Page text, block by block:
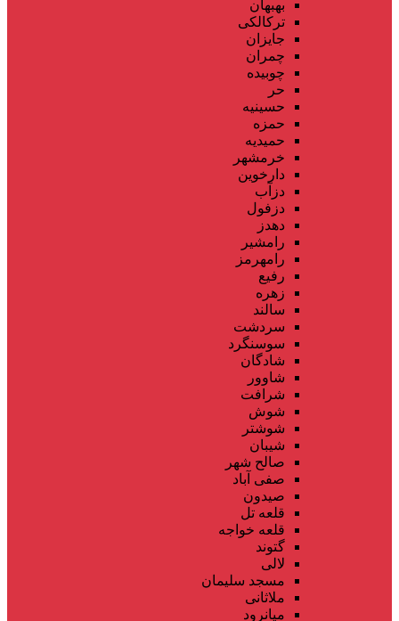
بهبهان
ترکالکی
جایزان
چمران
چوبیده
حر
حسینیه
حمزه
حمیدیه
خرمشهر
دارخوین
دزآب
دزفول
دهدز
رامشیر
رامهرمز
رفیع
زهره
سالند
سردشت
سوسنگرد
شادگان
شاوور
شرافت
شوش
شوشتر
شیبان
صالح شهر
صفی آباد
صیدون
قلعه تل
قلعه خواجه
گتوند
لالی
مسجد سلیمان
ملاثانی
میانرود